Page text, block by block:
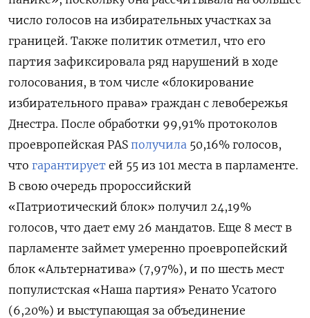
число голосов на избирательных участках за
границей. Также политик отметил, что его
партия зафиксировала ряд нарушений в ходе
голосования, в том числе «блокирование
избирательного права» граждан с левобережья
Днестра. После обработки 99,91% протоколов
проевропейская PAS получила 50,16% голосов,
что гарантирует ей 55 из 101 места в парламенте.
В свою очередь пророссийский
«Патриотический блок» получил 24,19%
голосов, что дает ему 26 мандатов. Еще 8 мест в
парламенте займет умеренно проевропейский
блок «Альтернатива» (7,97%), и по шесть мест
популистская «Наша партия» Ренато Усатого
(6,20%) и выступающая за объединение